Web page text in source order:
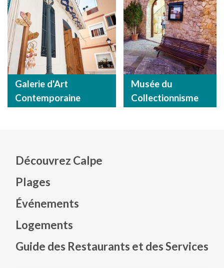
Galerie d'Art
Contemporaine
Musée du
Collectionnisme
Découvrez Calpe
Plages
Événements
Logements
Guide des Restaurants et des Services